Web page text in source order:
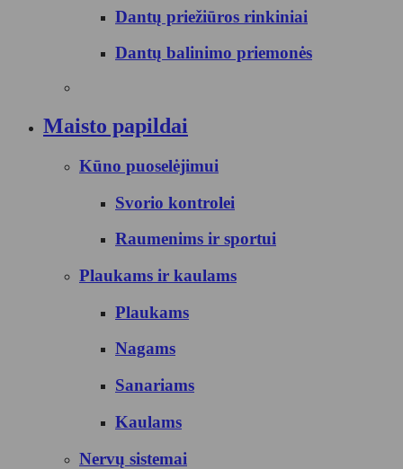
Dantų priežiūros rinkiniai
Dantų balinimo priemonės
Maisto papildai
Kūno puoselėjimui
Svorio kontrolei
Raumenims ir sportui
Plaukams ir kaulams
Plaukams
Nagams
Sanariams
Kaulams
Nervų sistemai